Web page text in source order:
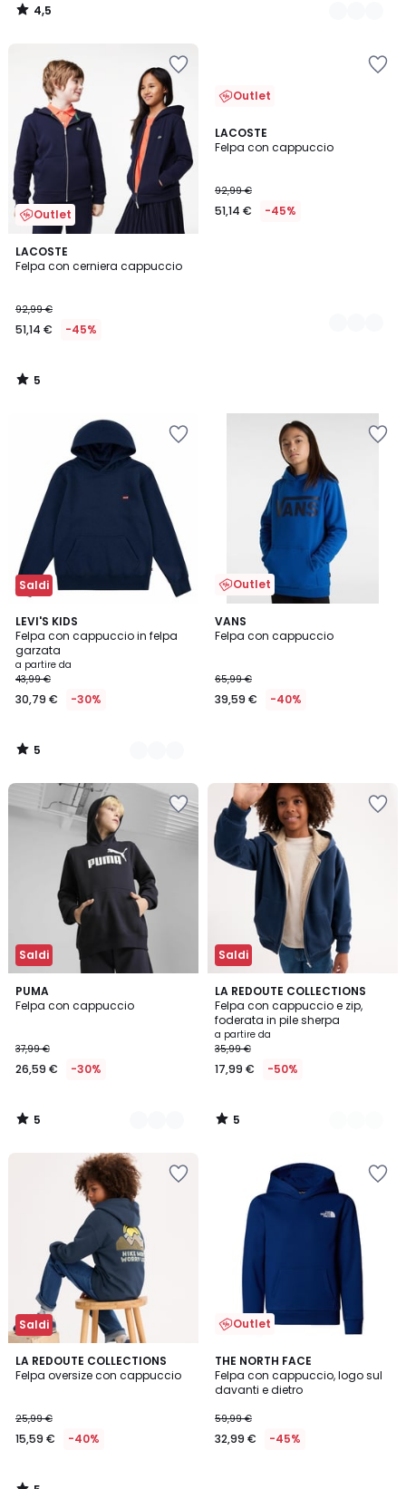
4,5
/
Outlet
LACOSTE
Felpa con cerniera cappuccio
92,99 €
51,14 € -45%
5
/
5
/
Outlet
LACOSTE
Felpa con cappuccio
92,99 €
51,14 € -45%
2
Colori
Saldi
LEVI'S KIDS
Felpa con cappuccio in felpa
garzata
a partire da
43,99 €
30,79 € -30%
5
/
5
2
Colori
5
/
Outlet
VANS
Felpa con cappuccio
65,99 €
39,59 € -40%
Saldi
PUMA
Felpa con cappuccio
37,99 €
26,59 € -30%
5
/
3
Colori
5
/
Saldi
LA REDOUTE COLLECTIONS
Felpa con cappuccio e zip,
foderata in pile sherpa
a partire da
35,99 €
17,99 € -50%
5
/
5
3
Colori
5
/
Saldi
LA REDOUTE COLLECTIONS
Felpa oversize con cappuccio
25,99 €
15,59 € -40%
5
/
Outlet
THE NORTH FACE
Felpa con cappuccio, logo sul
davanti e dietro
59,99 €
32,99 € -45%